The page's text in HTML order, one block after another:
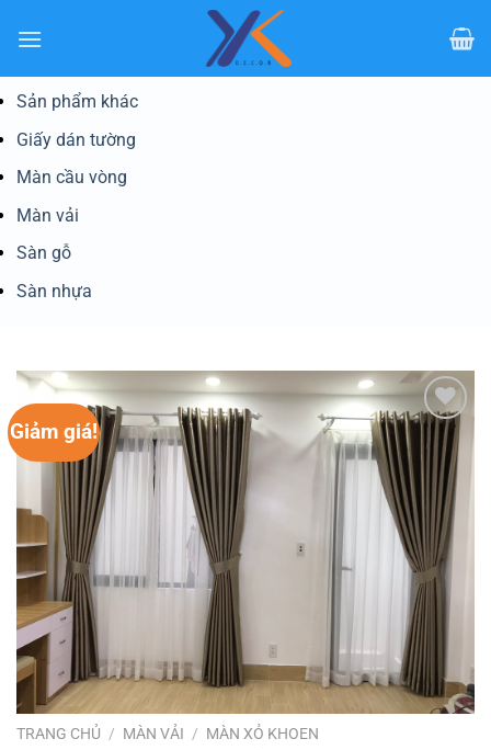
qua
dungSản phẩm khác
Giấy dán tường
Màn cầu vòng
Màn vải
Sàn gỗ
Sàn nhựa
Giảm giá!
Yêu
thích
TRANG CHỦ / MÀN VẢI / MÀN XỎ KHOEN